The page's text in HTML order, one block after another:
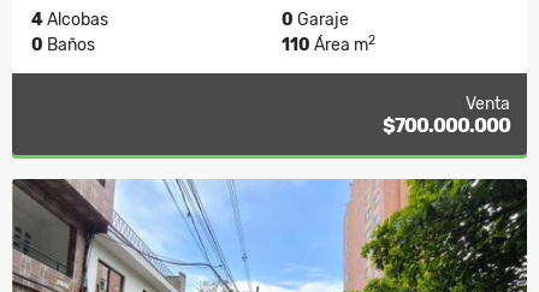
4Alcobas 0 Garaje
0 Baños 110 Área m2
Venta
$700.000.000